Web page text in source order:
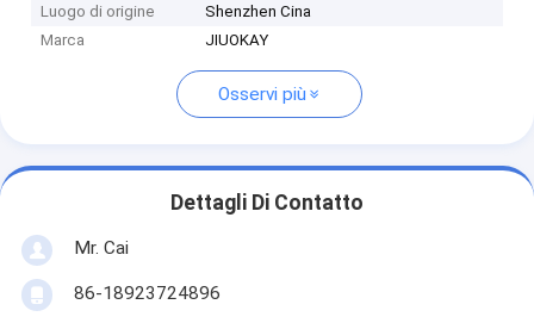
Luogo di origine
Shenzhen Cina
Marca
JIUOKAY
Osservi più
Dettagli Di Contatto
Mr. Cai
86-18923724896